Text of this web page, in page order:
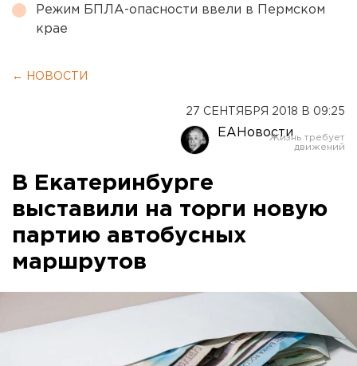
Режим БПЛА-опасности ввели в Пермском
крае
← НОВОСТИ
27 СЕНТЯБРЯ 2018 В 09:25
ЕАНовости
В Екатеринбурге
выставили на торги новую
партию автобусных
маршрутов